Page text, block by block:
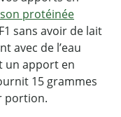
protéinée
sans avoir de lait
avec de l’eau
un apport en
15 grammes
portion.